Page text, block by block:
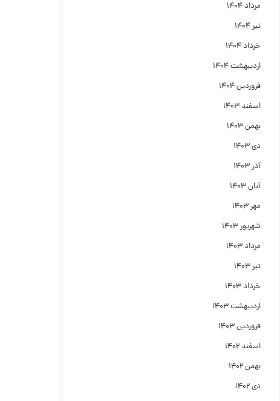
مرداد ۱۴۰۴
تیر ۱۴۰۴
خرداد ۱۴۰۴
اردیبهشت ۱۴۰۴
فروردین ۱۴۰۴
اسفند ۱۴۰۳
بهمن ۱۴۰۳
دی ۱۴۰۳
آذر ۱۴۰۳
آبان ۱۴۰۳
مهر ۱۴۰۳
شهریور ۱۴۰۳
مرداد ۱۴۰۳
تیر ۱۴۰۳
خرداد ۱۴۰۳
اردیبهشت ۱۴۰۳
فروردین ۱۴۰۳
اسفند ۱۴۰۲
بهمن ۱۴۰۲
دی ۱۴۰۲